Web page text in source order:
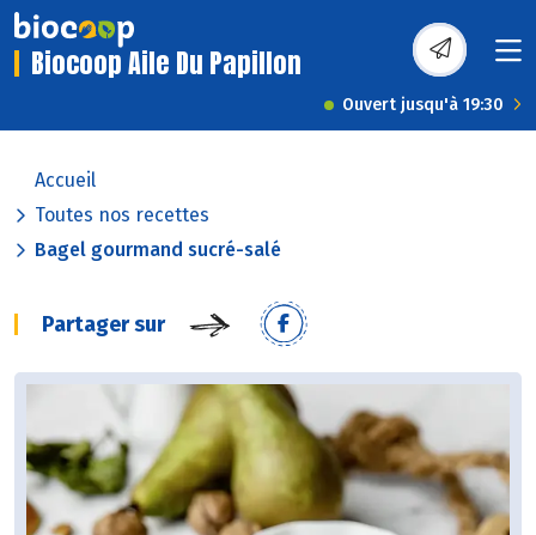
Biocoop Aile Du Papillon
Ouvert jusqu'à 19:30
Accueil
Toutes nos recettes
Bagel gourmand sucré-salé
Partager sur